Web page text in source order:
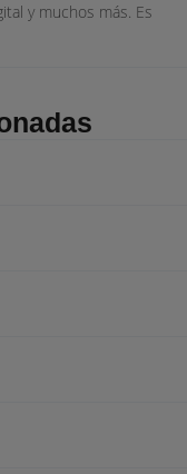
y muchos más. Es